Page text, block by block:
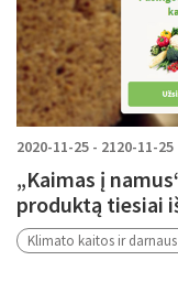
2020-11-25 - 2120-11-25
„Kaimas į
produktą tiesiai
Klimato kaitos ir